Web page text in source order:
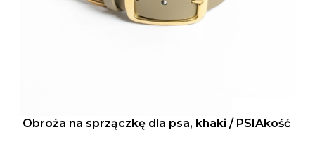
Obroża na sprzączkę dla psa, khaki / PSIAkość